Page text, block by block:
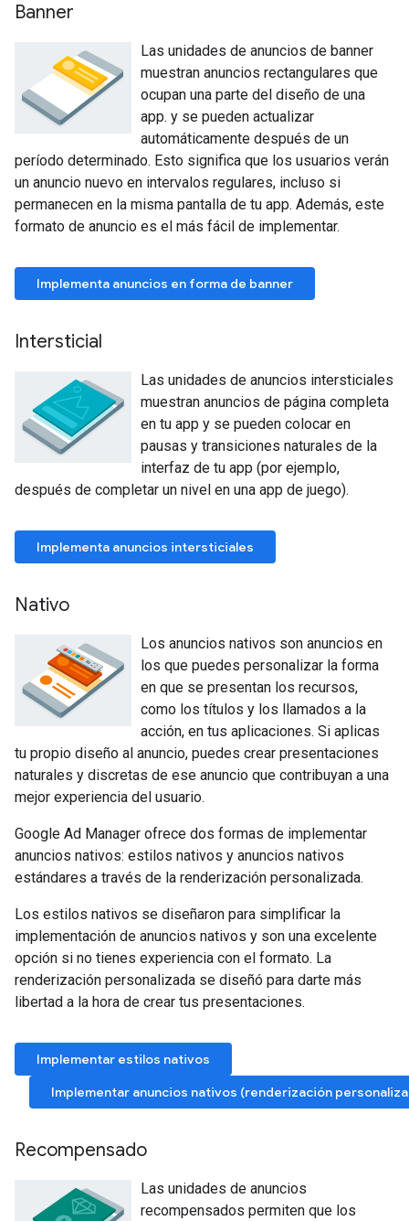
Banner
Las unidades de anuncios de banner
muestran anuncios rectangulares que
ocupan una parte del diseño de una
app. y se pueden actualizar
automáticamente después de un
período determinado. Esto significa que los usuarios verán
un anuncio nuevo en intervalos regulares, incluso si
permanecen en la misma pantalla de tu app. Además, este
formato de anuncio es el más fácil de implementar.
Implementa anuncios en forma de banner
Intersticial
Las unidades de anuncios intersticiales
muestran anuncios de página completa
en tu app y se pueden colocar en
pausas y transiciones naturales de la
interfaz de tu app (por ejemplo,
después de completar un nivel en una app de juego).
Implementa anuncios intersticiales
Nativo
Los anuncios nativos son anuncios en
los que puedes personalizar la forma
en que se presentan los recursos,
como los títulos y los llamados a la
acción, en tus aplicaciones. Si aplicas
tu propio diseño al anuncio, puedes crear presentaciones
naturales y discretas de ese anuncio que contribuyan a una
mejor experiencia del usuario.
Google Ad Manager ofrece dos formas de implementar
anuncios nativos: estilos nativos y anuncios nativos
estándares a través de la renderización personalizada.
Los estilos nativos se diseñaron para simplificar la
implementación de anuncios nativos y son una excelente
opción si no tienes experiencia con el formato. La
renderización personalizada se diseñó para darte más
libertad a la hora de crear tus presentaciones.
Implementar estilos nativos
Implementar anuncios nativos (renderización
Recompensado
Las unidades de anuncios
recompensados permiten que los